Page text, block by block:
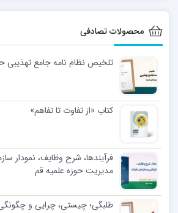
محصولات تصادفی
تلخیص نظام نامه جامع تهذیبی
کتاب «از تفاوت تا تفاهم»
فرآیندها، شرح وظایف، نمودار
مدیریت حوزه علمیه قم
طلبگی؛ چیستی، چرایی و